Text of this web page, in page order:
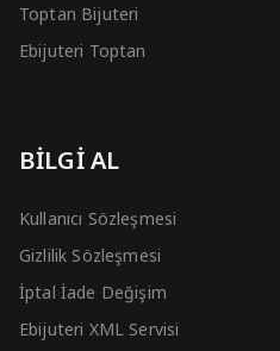
Toptan Bijuteri
Ebijuteri Toptan
BİLGİ AL
Kullanıcı Sözleşmesi
Gizlilik Sözleşmesi
İptal İade Değişim
Ebijuteri XML Servisi